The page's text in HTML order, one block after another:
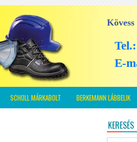
E-
SCHOLL MÁRKABOLT BERKEMANN LÁBBELIK
KERESÉS